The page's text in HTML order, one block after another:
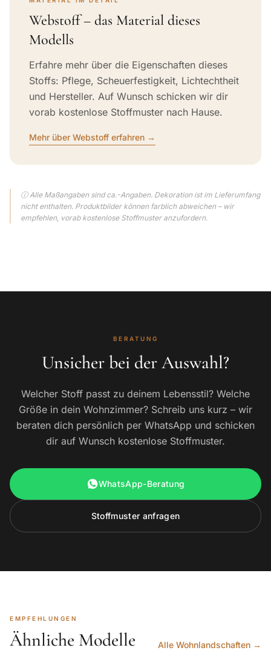
Webstoff – das Material dieses
Modells
Erfahre mehr über die Eigenschaften dieses
Stoffs: Pflege, Scheuerfestigkeit, Lichtechtheit
und Hersteller. Auf Wunsch schicken wir dir
vorab kostenlose Stoffmuster nach Hause.
Mehr über Webstoff erfahren →
ⓘ Alle Maßangaben sind ca.-Angaben. Dekoration ist im Lieferumfang
nicht enthalten. Produktbilder können farblich abweichen – wir
empfehlen, vorab kostenlose Stoffmuster anzufordern.
BERATUNG
Unsicher bei der Auswahl?
Welcher Stoff passt zu deinem Lebensstil? Welche
Größe in dein Wohnzimmer? Schreib uns kurz – wir
beraten dich persönlich per WhatsApp und schicken
dir auf Wunsch kostenlose Stoffmuster.
WhatsApp-Beratung
Stoffmuster anfragen
EMPFEHLUNGEN
Ähnliche Modelle Alle Wohnlandschaften →